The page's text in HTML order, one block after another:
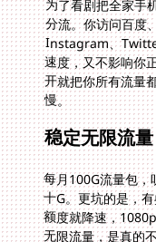
慢。
稳定无限流
每月100G流量包
十G。更坑的是，
额度就降速，